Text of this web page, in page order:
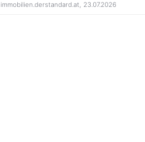
immobilien.derstandard.at 23.07.2026